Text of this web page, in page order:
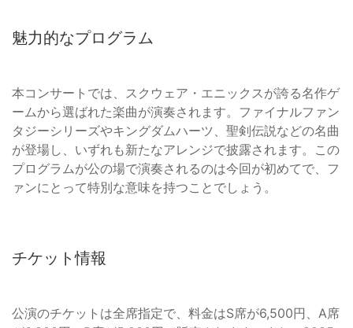
魅力的なプログラム
本コンサートでは、スクウェア・エニックスが誇る名作ゲ
ームから選ばれた楽曲が演奏されます。ファイナルファン
タジーシリーズやキングダムハーツ、聖剣伝説などの名曲
が登場し、いずれも新たなアレンジで披露されます。この
プログラムが公の場で演奏されるのは今回が初めてで、フ
ァンにとって特別な意味を持つことでしょう。
チケット情報
公演のチケットは全席指定で、料金はS席が6,500円、A席